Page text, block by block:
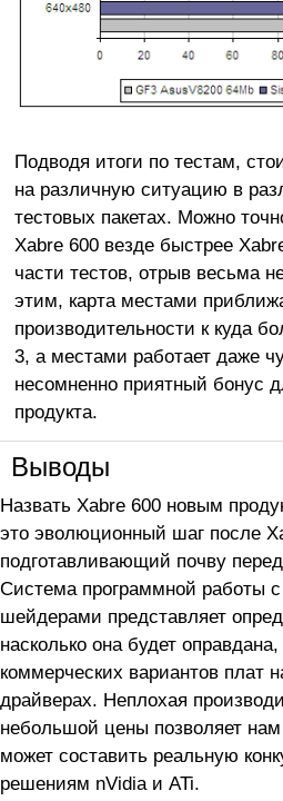
Подводя итоги по тестам,
на различную ситуацию в
тестовых пакетах. Можно
Xabre 600 везде быстрее
части тестов, отрыв весьма
этим, карта местами
производительности к куда
3, а местами работает даже
несомненно приятный бонус
продукта.
Выводы
Назвать Xabre 600 новым
это эволюционный шаг после
подготавливающий почву
Система программной работы
шейдерами представляет
насколько она будет
коммерческих вариантов плат
драйверах. Неплохая
небольшой цены позволяет
может составить реальную
решениям nVidia и ATi.